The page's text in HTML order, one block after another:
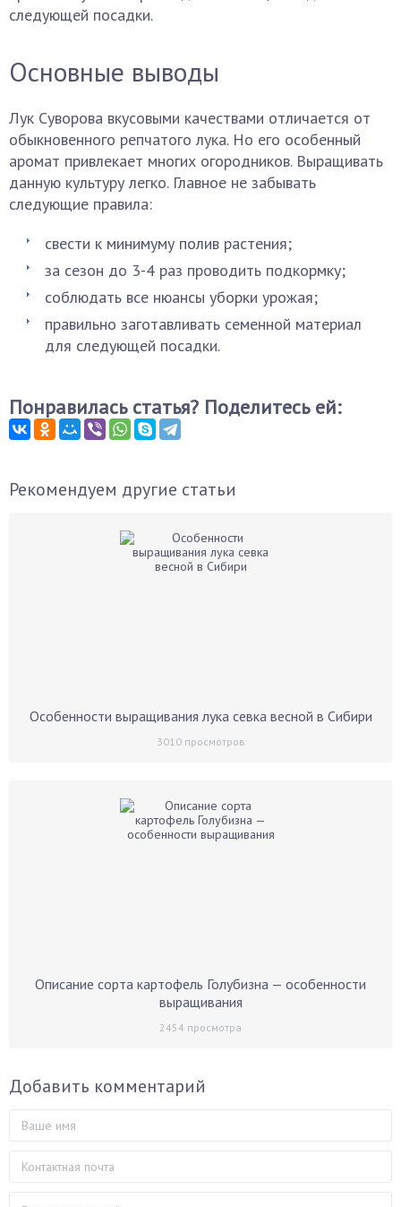
следующей посадки.
Основные выводы
Лук Суворова вкусовыми качествами отличается от
обыкновенного репчатого лука. Но его особенный
аромат привлекает многих огородников. Выращивать
данную культуру легко. Главное не забывать
следующие правила:
свести к минимуму полив растения;
за сезон до 3-4 раз проводить подкормку;
соблюдать все нюансы уборки урожая;
правильно заготавливать семенной материал
для следующей посадки.
Понравилась статья? Поделитесь ей:
Рекомендуем другие статьи
Особенности выращивания лука севка весной в Сибири
3010просмотров
Описание сорта картофель Голубизна — особенности
выращивания
2454 просмотра
Добавить комментарий